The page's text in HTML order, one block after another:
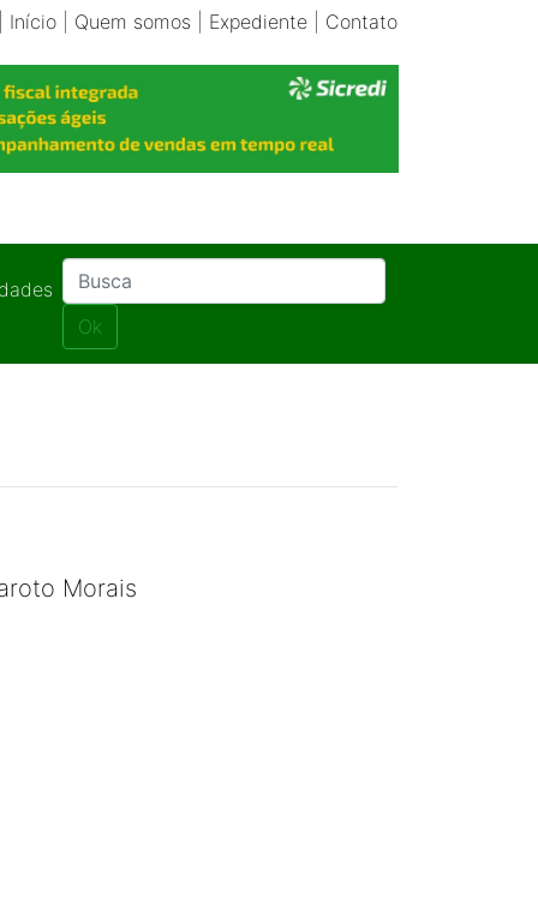
Início| Quem somos Expediente| Contato
Ok
Morais